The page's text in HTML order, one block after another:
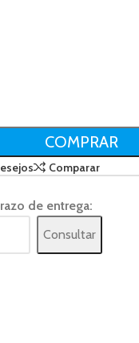
COMPRAR
Comparar
de entrega:
Consultar